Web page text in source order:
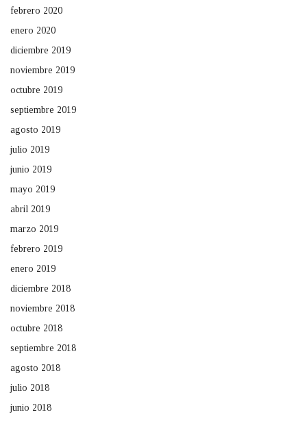
febrero 2020
enero 2020
diciembre 2019
noviembre 2019
octubre 2019
septiembre 2019
agosto 2019
julio 2019
junio 2019
mayo 2019
abril 2019
marzo 2019
febrero 2019
enero 2019
diciembre 2018
noviembre 2018
octubre 2018
septiembre 2018
agosto 2018
julio 2018
junio 2018